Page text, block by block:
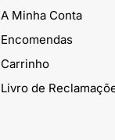
A Minha Conta
Encomendas
Carrinho
Livro de